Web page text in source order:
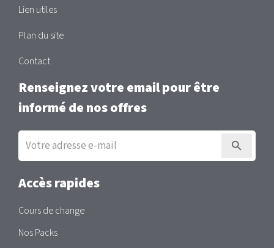
Lien utiles
Plan du site
Contact
Renseignez votre email pour être
informé de nos offres
Inscription
la
newsletter
Accès rapides
Cours de change
Nos Packs